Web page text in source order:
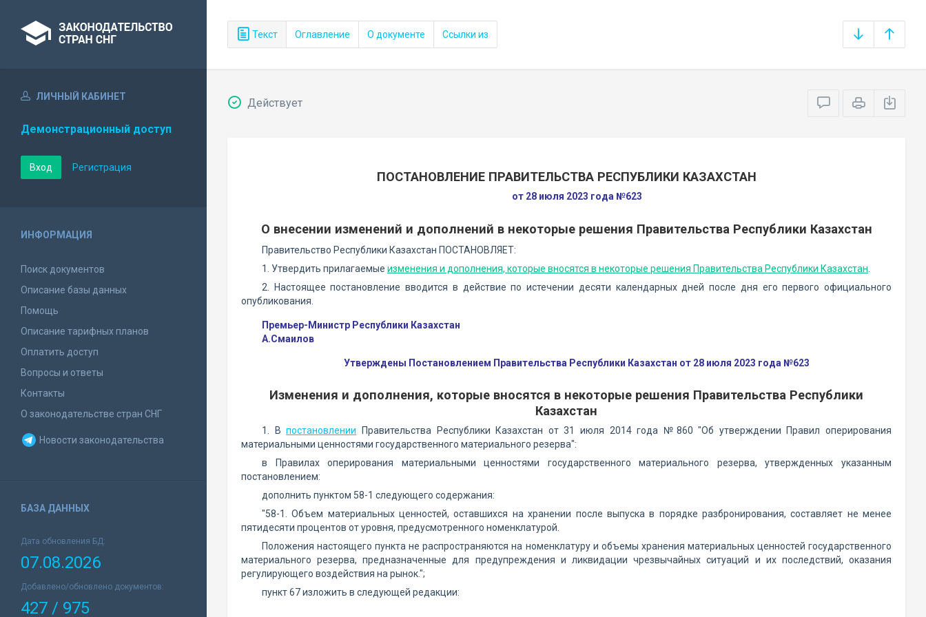
Текст Оглавление О документе Ссылки из
ЛИЧНЫЙ КАБИНЕТ
Демонстрационный доступ
Вход Регистрация
ИНФОРМАЦИЯ
Поиск документов
Описание базы данных
Помощь
Описание тарифных планов
Оплатить доступ
Вопросы и ответы
Контакты
О законодательстве стран СНГ
Новости законодательства
БАЗА ДАННЫХ
Дата обновления БД:
07.08.2026
Добавлено/обновлено документов:
427 / 975
Действует
ПОСТАНОВЛЕНИЕ ПРАВИТЕЛЬСТВА РЕСПУБЛИКИ КАЗАХСТАН
от 28 июля 2023 года №623
О внесении изменений и дополнений в некоторые решения Правительства Республики Казахстан
Правительство Республики Казахстан ПОСТАНОВЛЯЕТ:
1. Утвердить прилагаемые изменения и дополнения, которые вносятся в некоторые решения Правительства Республики Казахстан
2. Настоящее постановление вводится в действие по истечении десяти календарных дней после дня его первого официального
опубликования.
Премьер-Министр Республики Казахстан
А.Смаилов
Утверждены Постановлением Правительства Республики Казахстан от 28 июля 2023 года №623
Изменения и дополнения, которые вносятся в некоторые решения Правительства Республики
Казахстан
1. Впостановлении Правительства Республики Казахстан от 31 июля 2014 года №860 "Об утверждении Правил оперирования
материальными ценностями государственного материального резерва":
в Правилах оперирования материальными ценностями государственного материального резерва, утвержденных указанным
постановлением:
дополнить пунктом 58-1 следующего содержания:
"58-1. Объем материальных ценностей, оставшихся на хранении после выпуска в порядке разбронирования, составляет не менее
пятидесяти процентов от уровня, предусмотренного номенклатурой.
Положения настоящего пункта не распространяются на номенклатуру и объемы хранения материальных ценностей государственного
материального резерва, предназначенные для предупреждения и ликвидации чрезвычайных ситуаций и их последствий, оказания
регулирующего воздействия на рынок.";
пункт 67 изложить в следующей редакции: